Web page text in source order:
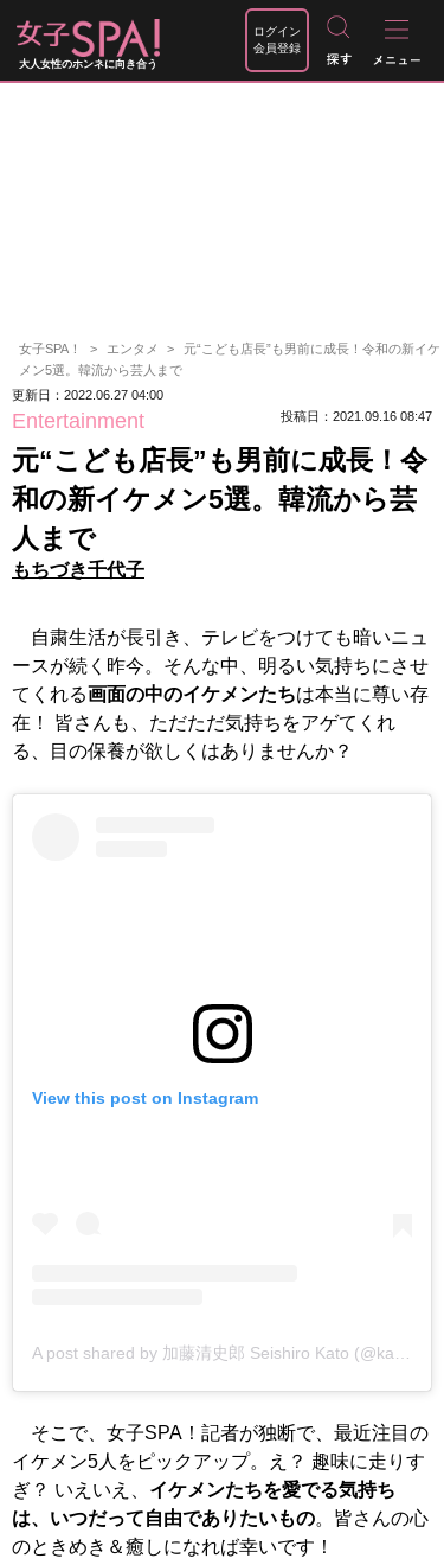
大人女性のホンネに向き合う
ログイン
会員登録
女子SPA！ エンタメ
元“こども店長”も男前に成長！令和の新イケ
メン5選。韓流から芸人まで
更新日：2022.06.27 04:00
Entertainment 投稿日：2021.09.16 08:47
元“こども店長”も男前に成長！令
和の新イケメン5選。韓流から芸
人まで
もちづき千代子
自粛生活が長引き、テレビをつけても暗いニュ
ースが続く昨今。そんな中、明るい気持ちにさせ
てくれる画面の中のイケメンたちは本当に尊い存
在！ 皆さんも、ただただ気持ちをアゲてくれ
る、目の保養が欲しくはありませんか？
View this post on Instagram
A post shared by 加藤清史郎 Seishiro Kato (@kato_seishiro_official)
そこで、女子SPA！記者が独断で、最近注目の
イケメン5人をピックアップ。え？ 趣味に走りす
ぎ？ いえいえ、 イケメンたちを愛でる気持ち
は、いつだって自由でありたいもの。皆さんの心
のときめき＆癒しになれば幸いです！